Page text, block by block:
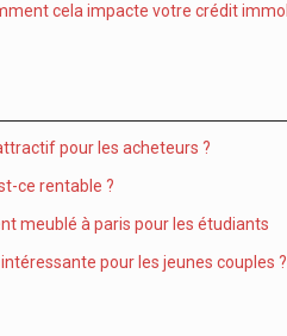
cela impacte votre crédit
pour les acheteurs ?
ce rentable ?
meublé à paris pour les étudiants
pour les jeunes couples ?